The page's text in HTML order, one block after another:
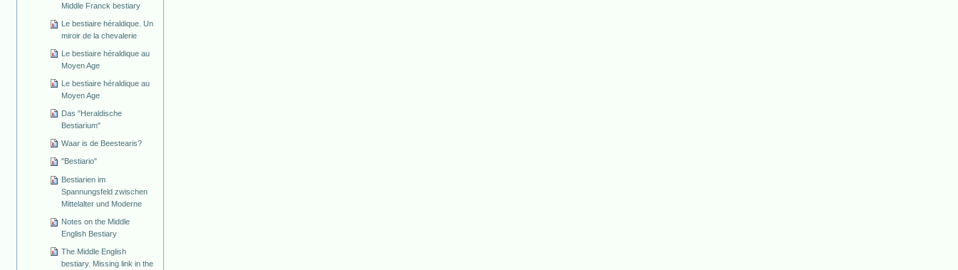
Middle Franck bestiary
Le bestiaire héraldique. Un
miroir de la chevalerie
Le bestiaire héraldique au
Moyen Age
Le bestiaire héraldique au
Moyen Age
Das "Heraldische
Bestiarium"
Waar is de Beestearis?
"Bestiario"
Bestiarien im
Spannungsfeld zwischen
Mittelalter und Moderne
Notes on the Middle
English Bestiary
The Middle English
bestiary. Missing link in the